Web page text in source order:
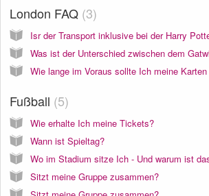
London FAQ 3
Wie lange im Voraus sollte Ich meine
Fußball 5
Wie erhalte Ich meine Tickets?
Wann ist Spieltag?
Wo im Stadium sitze Ich - Und warum ist
Sitzt meine Gruppe zusammen?